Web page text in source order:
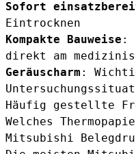
Sofort
Eintrocknen
Kompakte Bauweise :
direkt am
Geräuscharm :
Häufig gestellte
Welches
Mitsubishi